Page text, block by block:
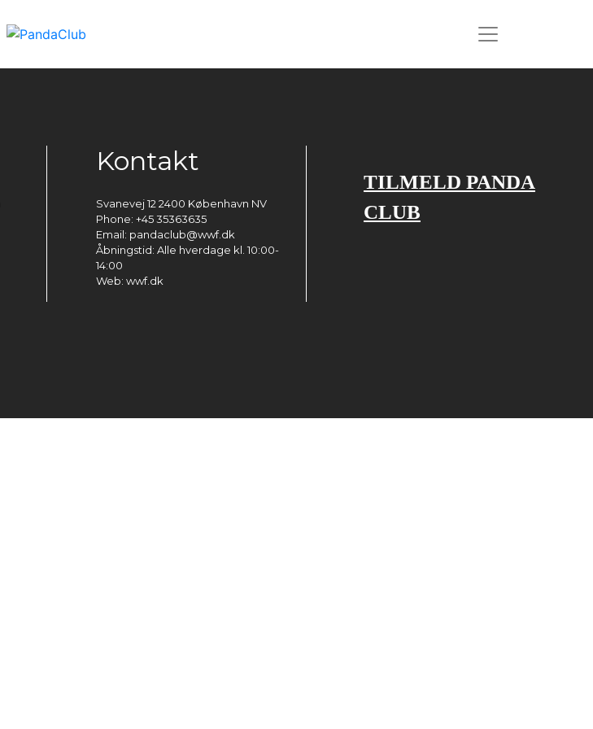
Kontakt
Svanevej 12 2400 København NV
Phone: +45 35363635
Email: pandaclub@wwf.dk
Åbningstid: Alle hverdage kl. 10:00-
14:00
Web: wwf.dk
TILMELD PANDA
CLUB